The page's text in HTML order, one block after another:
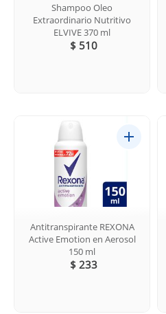
Shampoo Oleo
Extraordinario Nutritivo
ELVIVE 370 ml
$ 510
Antitranspirante REXONA
Active Emotion en Aerosol
150 ml
$ 233